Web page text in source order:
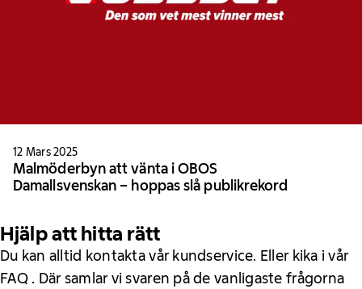
12 Mars 2025
Malmöderbyn att vänta i OBOS
Damallsvenskan – hoppas slå publikrekord
Hjälp att hitta rätt
Du kan alltid kontakta vår kundservice. Eller kika i vår
FAQ . Där samlar vi svaren på de vanligaste frågorna